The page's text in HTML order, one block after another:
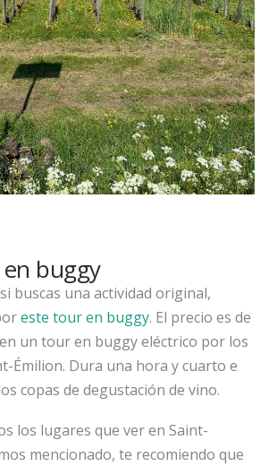
buggy
buscas una actividad original,
este tour en buggy. El precio es de
un tour en buggy eléctrico por los
Émilion. Dura una hora y cuarto e
copas de degustación de vino.
los lugares que ver en Saint-
mencionado, te recomiendo que